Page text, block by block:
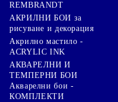
REMBRANDT
АКРИЛНИ БОИ за
рисуване и декорация
Акрилно мастило -
ACRYLIC INK
АКВАРЕЛНИ И
ТЕМПЕРНИ БОИ
Акварелни бои -
КОМПЛЕКТИ